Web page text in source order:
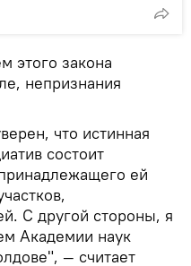
этого закона
непризнания
что истинная
состоит
ей
С другой стороны, я
Академии наук
— считает